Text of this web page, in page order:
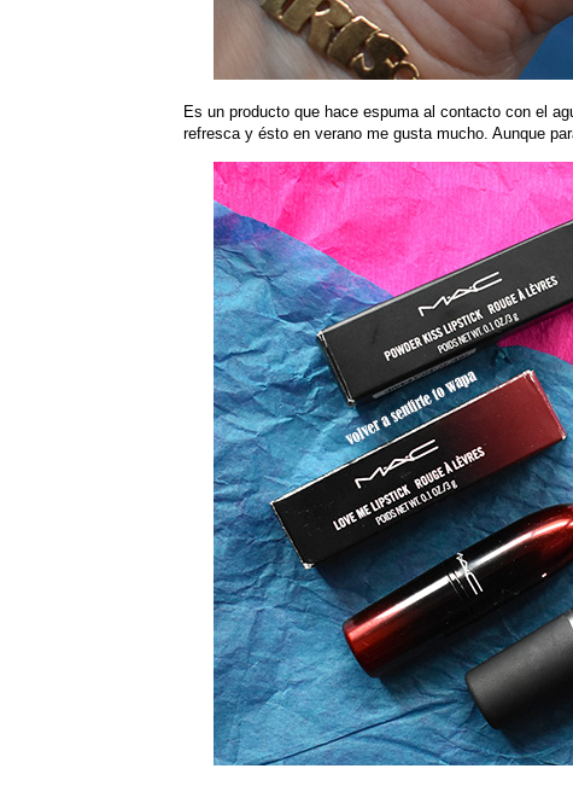
Es un producto que hace espuma al contacto con el
refresca y ésto en verano me gusta mucho. Aunque